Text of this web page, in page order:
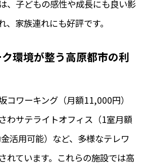
、子どもの感性や成長にも良い影
、家族連れにも好評です。
環境が整う高原都市の利
コワーキング（月額11,000円）
わサテライトオフィス（1室月額
活用可能）など、多様なテレワ
れています。これらの施設では高